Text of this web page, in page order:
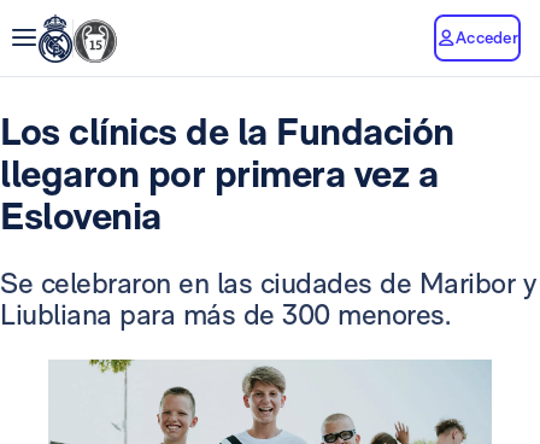
Acceder
Los clínics de la Fundación
llegaron por primera vez a
Eslovenia
Se celebraron en las ciudades de Maribor y
Liubliana para más de 300 menores.